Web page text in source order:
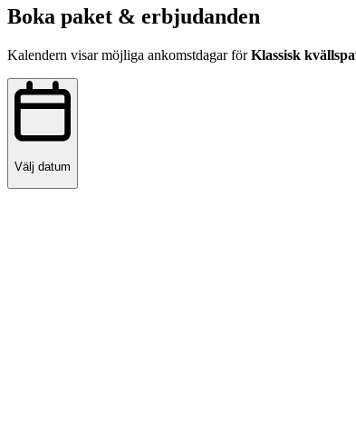
Boka paket & erbjudanden
Kalendern visar möjliga ankomstdagar förKlassisk
Välj datum